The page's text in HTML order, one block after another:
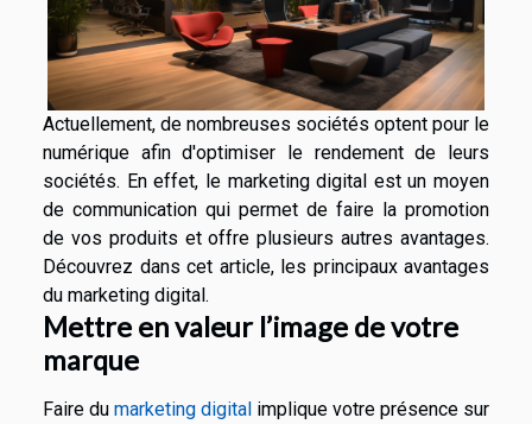
Actuellement, de nombreuses sociétés optent pour le
numérique afin d'optimiser le rendement de leurs
sociétés. En effet, le marketing digital est un moyen
de communication qui permet de faire la promotion
de vos produits et offre plusieurs autres avantages.
Découvrez dans cet article, les principaux avantages
du marketing digital.
Mettre en valeur l’image de votre
marque
Faire du marketing digital implique votre présence sur